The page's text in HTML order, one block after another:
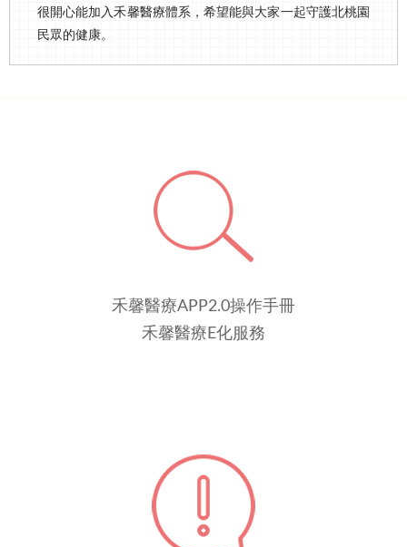
很開心能加入禾馨醫療體系，希望能與大家一起守護北桃園
民眾的健康。
禾馨醫療APP2.0操作手冊
禾馨醫療E化服務